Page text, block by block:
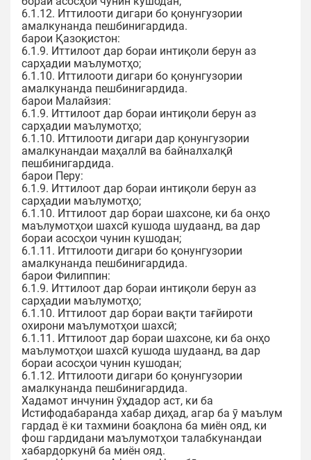
6.1.12. Иттилооти дигари бо қонунгузории
амалкунанда пешбинигардида.
барои Қазоқистон:
6.1.9. Иттилоот дар бораи интиқоли берун аз
сарҳадии маълумотҳо;
6.1.10. Иттилооти дигари бо қонунгузории
амалкунанда пешбинигардида.
барои Малайзия:
6.1.9. Иттилоот дар бораи интиқоли берун аз
сарҳадии маълумотҳо;
6.1.10. Иттилооти дигари дар қонунгузории
амалкунандаи маҳаллӣ ва байналхалқӣ
пешбинигардида.
барои Перу:
6.1.9. Иттилоот дар бораи интиқоли берун аз
сарҳадии маълумотҳо;
6.1.10. Иттилоот дар бораи шахсоне, ки ба онҳо
маълумотҳои шахсӣ кушода шудаанд, ва дар
бораи асосҳои чунин кушодан;
6.1.11. Иттилооти дигари бо қонунгузории
амалкунанда пешбинигардида.
барои Филиппин:
6.1.9. Иттилоот дар бораи интиқоли берун аз
сарҳадии маълумотҳо;
6.1.10. Иттилоот дар бораи вақти тағйироти
охирони маълумотҳои шахсӣ;
6.1.11. Иттилоот дар бораи шахсоне, ки ба онҳо
маълумотҳои шахсӣ кушода шудаанд, ва дар
бораи асосҳои чунин кушодан;
6.1.12. Иттилооти дигари бо қонунгузории
амалкунанда пешбинигардида.
Хадамот инчунин ӯҳдадор аст, ки ба
Истифодабаранда хабар диҳад, агар ба ӯ маълум
гардад ё ки тахмини боақлона ба миён ояд, ки
фош гардидани маълумотҳои талабкунандаи
хабардоркунӣ ба миён ояд.